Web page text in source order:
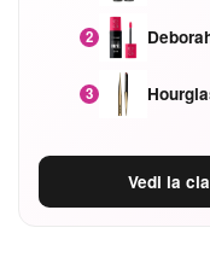
2
3
Vedi la